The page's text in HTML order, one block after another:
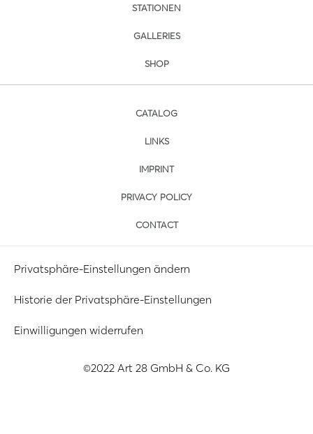
STATIONEN
GALLERIES
SHOP
CATALOG
LINKS
IMPRINT
PRIVACY POLICY
CONTACT
Privatsphäre-Einstellungen ändern
Historie der Privatsphäre-Einstellungen
Einwilligungen widerrufen
©2022 Art 28 GmbH & Co. KG